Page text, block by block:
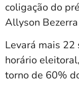
coligação do
Allyson
Levará mais
horário
torno de 60%